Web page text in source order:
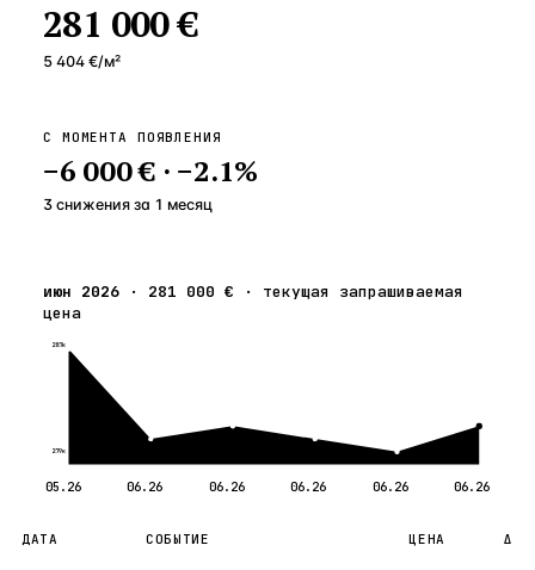
281 000 €
5 404 €/м²
С МОМЕНТА ПОЯВЛЕНИЯ
−6 000 € · −2.1%
3 снижения за 1 месяц
июн 2026 · 281 000 € · текущая запрашиваемая
цена
287к
279к
05.26 06.26 06.26 06.26 06.26 06.26
ДАТА СОБЫТИЕ ЦЕНА Δ